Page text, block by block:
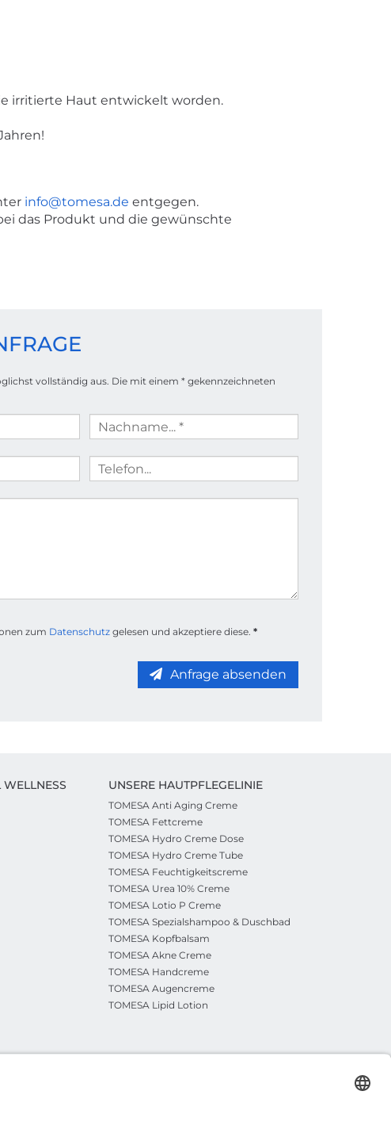
irritierte Haut entwickelt worden.
info@tomesa.de entgegen.
das Produkt und die gewünschte
vollständig aus. Die mit einem * gekennzeichneten
zum Datenschutz gelesen und akzeptiere diese. *
Anfrage absenden
UNSERE HAUTPFLEGELINIE
TOMESA Anti Aging Creme
TOMESA Fettcreme
TOMESA Hydro Creme Dose
TOMESA Hydro Creme Tube
TOMESA Feuchtigkeitscreme
TOMESA Urea 10% Creme
TOMESA Lotio P Creme
TOMESA Spezialshampoo & Duschbad
TOMESA Kopfbalsam
TOMESA Akne Creme
TOMESA Handcreme
TOMESA Augencreme
TOMESA Lipid Lotion